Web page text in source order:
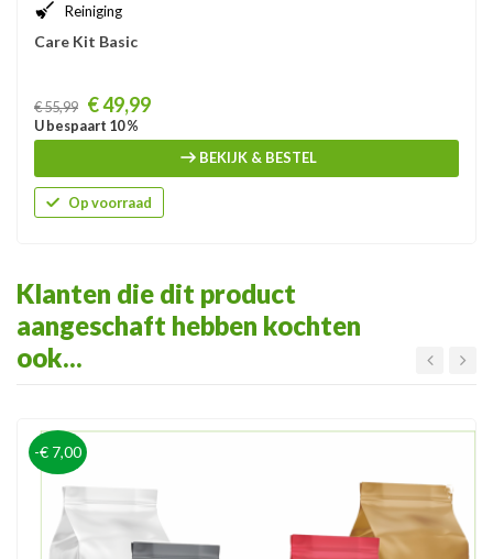
Reiniging
Care Kit Basic
Prijs
€ 55,99 € 49,99
U bespaart 10 %
BEKIJK & BESTEL
Op voorraad
Klanten die dit product
aangeschaft hebben kochten
ook...
-€ 7,00